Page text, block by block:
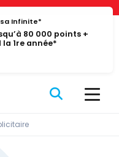
Infinite*
80 000 points +
1re année*